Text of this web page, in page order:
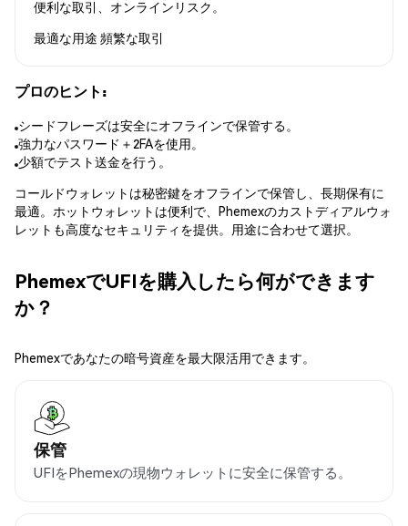
便利な取引、オンラインリスク。
最適な用途 頻繁な取引
プロのヒント:
シードフレーズは安全にオフラインで保管する。
強力なパスワード＋2FAを使用。
少額でテスト送金を行う。
コールドウォレットは秘密鍵をオフラインで保管し、長期保有に
最適。ホットウォレットは便利で、Phemexのカストディアルウォ
レットも高度なセキュリティを提供。用途に合わせて選択。
PhemexでUFIを購入したら何ができます
か？
Phemexであなたの暗号資産を最大限活用できます。
保管
UFIをPhemexの現物ウォレットに安全に保管する。